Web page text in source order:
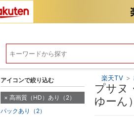
楽天TV >
プサヌ
ゆーん
アイコンで絞り込む
高画質（HD）あり（2）
パックあり（2）